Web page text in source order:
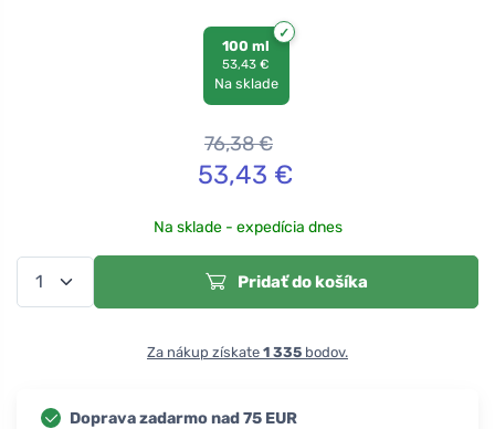
100 ml
53,43 €
Na sklade
76,38€
53,43 €
Na sklade - expedícia dnes
Pridať do košíka
Za nákup získate 1 335 bodov.
Doprava zadarmo nad 75 EUR